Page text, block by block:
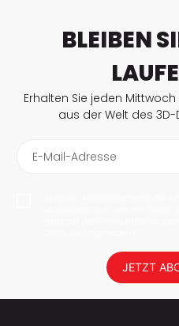
BLEIBEN
Erhalten Sie jeden
aus der Welt des
E-Mail-Adresse
JETZT